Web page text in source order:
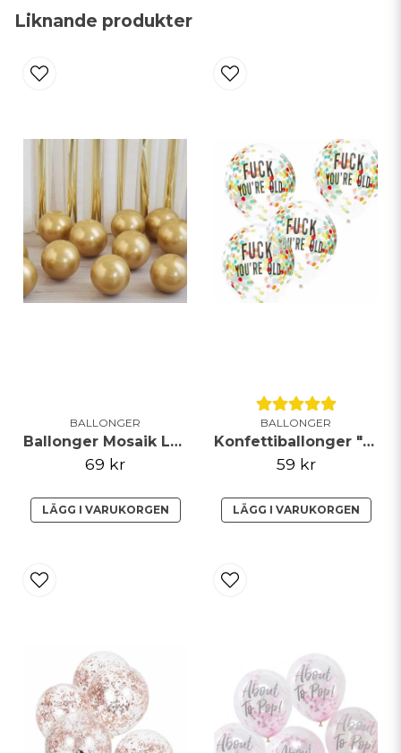
Liknande produkter
BALLONGER
Ballonger Mosaik Latex Guld Chrome 40-Pack
69 kr
LÄGG I VARUKORGEN
BALLONGER
Konfettiballonger "Fuck You're Old" 5-Pack
59 kr
LÄGG I VARUKORGEN
Ja, ni får publicera min fråga
Skicka fråga